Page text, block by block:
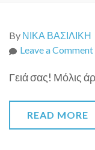
By ΝΙΚΑ ΒΑΣΙΛΙΚΗ
Leave a Comment
Γειά σας! Μόλις
READ MORE